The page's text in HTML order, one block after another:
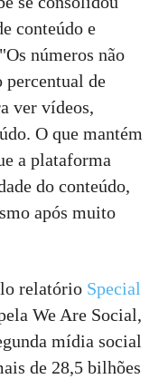
conteúdo e
números não
percentual de
ver vídeos,
O que mantém
a plataforma
do conteúdo,
após muito
relatório Special
We Are Social,
mídia social
de 28,5 bilhões